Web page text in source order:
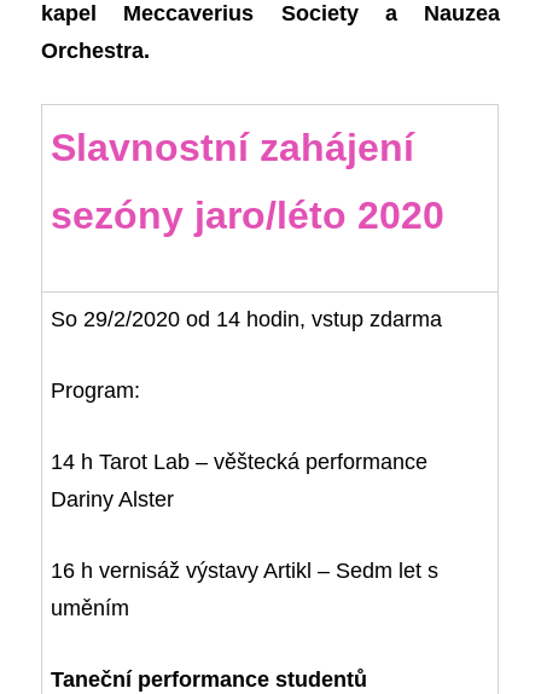
kapel Meccaverius Society a Nauzea
Orchestra.
Slavnostní zahájení
sezóny jaro/léto 2020
So 29/2/2020 od 14 hodin, vstup zdarma
Program:
14 h Tarot Lab – věštecká performance
Dariny Alster
16 h vernisáž výstavy Artikl – Sedm let s
uměním
Taneční performance studentů